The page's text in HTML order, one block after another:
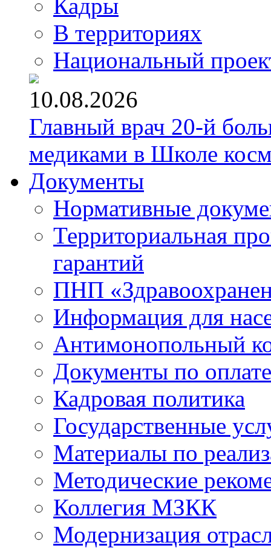
Кадры
В территориях
Национальный
10.08.2026
Главный врач 20-й
медиками в Школе
Документы
Нормативные
Территориальная
гарантий
ПНП
Информация для
Антимонопольный
Документы по
Кадровая политика
Государственные
Материалы по
Методические
Коллегия МЗКК
Модернизация